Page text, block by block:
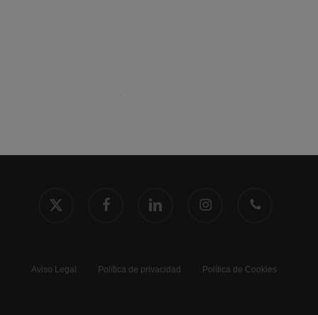
twitter
Aviso Legal Política de privacidad Política de Cookies